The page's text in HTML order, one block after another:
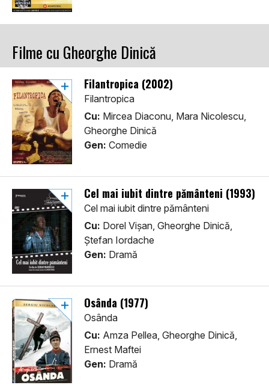
Filme cu Gheorghe Dinică
Filantropica (2002)
Filantropica
Cu: Mircea Diaconu, Mara Nicolescu,
Gheorghe Dinică
Gen: Comedie
Cel mai iubit dintre pământeni (1993)
Cel mai iubit dintre pământeni
Cu: Dorel Vișan, Gheorghe Dinică,
Ștefan Iordache
Gen: Dramă
Osânda (1977)
Osânda
Cu: Amza Pellea, Gheorghe Dinică,
Ernest Maftei
Gen: Dramă